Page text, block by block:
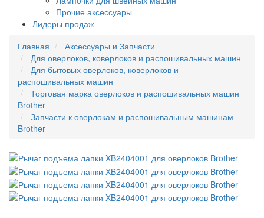
Прочие аксессуары
Лидеры продаж
Главная
Аксессуары и Запчасти
Для оверлоков, коверлоков и распошивальных машин
Для бытовых оверлоков, коверлоков и
распошивальных машин
Торговая марка оверлоков и распошивальных машин
Brother
Запчасти к оверлокам и распошивальным машинам
Brother